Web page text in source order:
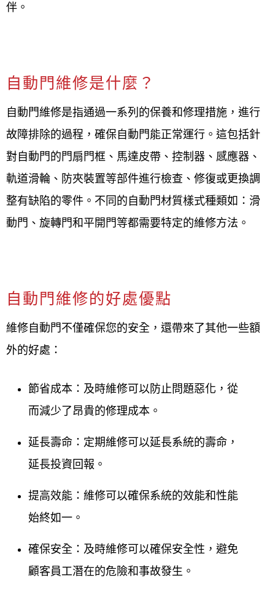
南港自動門安裝、保養、維修，均有專業的服務人員
伴。
自動門維修是什麼？
自動門維修是指通過一系列的保養和修理措施，進行
故障排除的過程，確保自動門能正常運行。這包括針
對自動門的門扇門框、馬達皮帶、控制器、感應器、
軌道滑輪、防夾裝置等部件進行檢查、修復或更換調
整有缺陷的零件。不同的自動門材質樣式種類如：滑
動門、旋轉門和平開門等都需要特定的維修方法。
自動門維修的好處優點
維修自動門不僅確保您的安全，還帶來了其他一些額
外的好處：
節省成本：及時維修可以防止問題惡化，從
而減少了昂貴的修理成本。
延長壽命：定期維修可以延長系統的壽命，
延長投資回報。
提高效能：維修可以確保系統的效能和性能
始終如一。
確保安全：及時維修可以確保安全性，避免
顧客員工潛在的危險和事故發生。